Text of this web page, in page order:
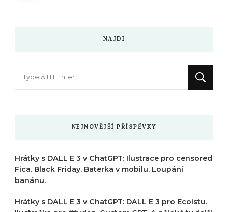
NAJDI
NEJNOVĚJŠÍ PŘÍSPĚVKY
Hrátky s DALL E 3 v ChatGPT: Ilustrace pro censored
Fica. Black Friday. Baterka v mobilu. Loupání
banánu.
Hrátky s DALL E 3 v ChatGPT: DALL E 3 pro Ecoistu.